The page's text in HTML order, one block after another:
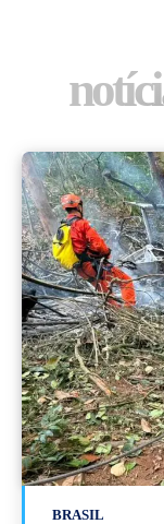
BRASIL